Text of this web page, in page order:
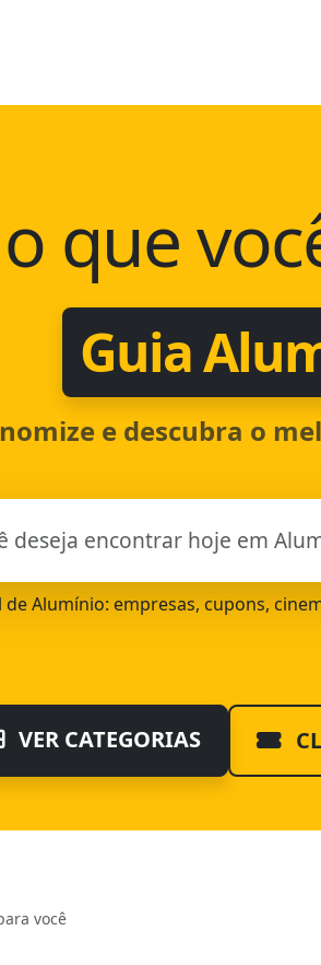
que
Guia
e descubra o
Alumínio: empresas, cupons,
VER CATEGORIAS
você